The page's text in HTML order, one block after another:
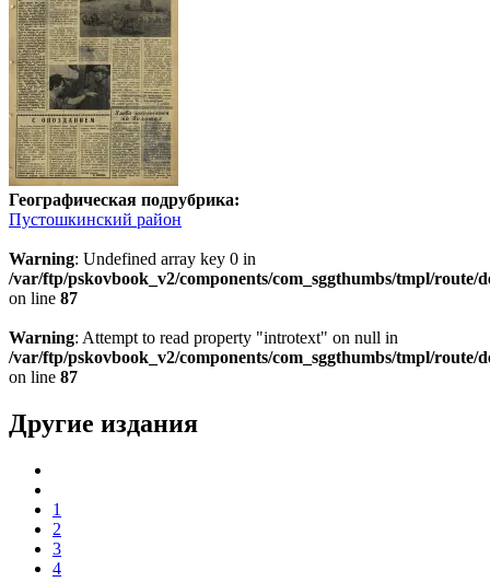
Географическая подрубрика:
Пустошкинский район
Warning: Undefined array key 0 in
/var/ftp/pskovbook_v2/components/com_sggthumbs/tmpl/route/
on line 87
Warning: Attempt to read property "introtext" on null in
/var/ftp/pskovbook_v2/components/com_sggthumbs/tmpl/route/
on line 87
Другие издания
1
2
3
4